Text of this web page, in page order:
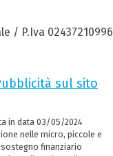
/ P.Iva 02437210996
sul sito
in data 03/05/2024
nelle micro, piccole e
sostegno finanziario